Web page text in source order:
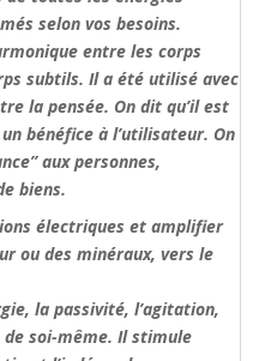
selon vos besoins.
entre les corps
subtils. Il a été utilisé avec
la pensée. On dit qu’il est
bénéfice à l’utilisateur. On
aux personnes,
biens.
électriques et amplifier
ou des minéraux, vers le
la passivité, l’agitation,
soi-même. Il stimule